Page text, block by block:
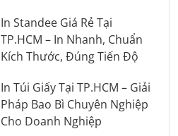
In Standee Giá Rẻ Tại
TP.HCM – In Nhanh, Chuẩn
Kích Thước, Đúng Tiến Độ
In Túi Giấy Tại TP.HCM – Giải
Pháp Bao Bì Chuyên Nghiệp
Cho Doanh Nghiệp